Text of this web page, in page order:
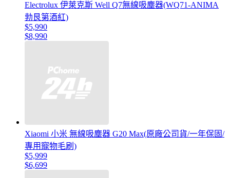
Electrolux 伊萊克斯 Well Q7無線吸塵器(WQ71-ANIMA
勃艮第酒紅)
$5,990
$8,990
Xiaomi 小米 無線吸塵器 G20 Max(原廠公司貨/一年保固/
專用寵物毛刷)
$5,999
$6,699